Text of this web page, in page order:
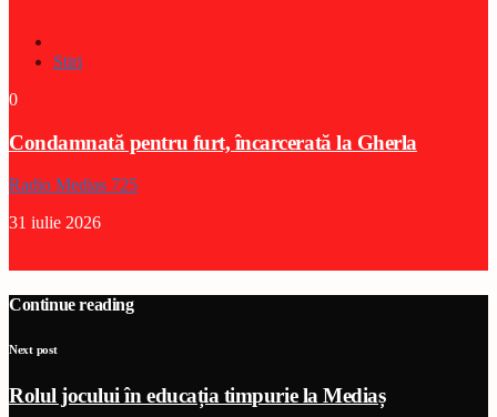
Stiri
0
Condamnată pentru furt, încarcerată la Gherla
Radio Medias 725
31 iulie 2026
Continue reading
Next post
Rolul jocului în educația timpurie la Mediaș